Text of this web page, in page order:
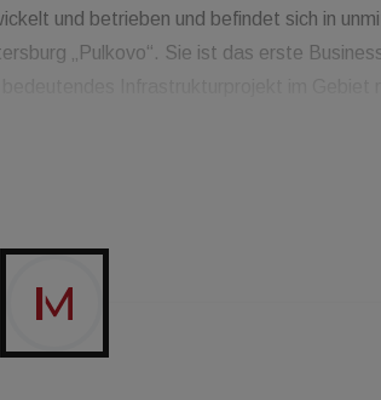
und betrieben und befindet sich in
„Pulkovo“. Sie ist das erste
Bauphase mit ca. 15.600 m²
Rohbau des „Avior Tower 1“ mit rund
Fertigstellung des Gebäudes wird